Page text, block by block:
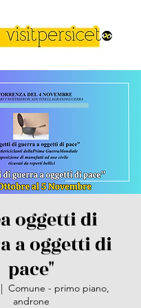
oggetti di
a oggetti di
pace"
Comune - primo piano,
androne